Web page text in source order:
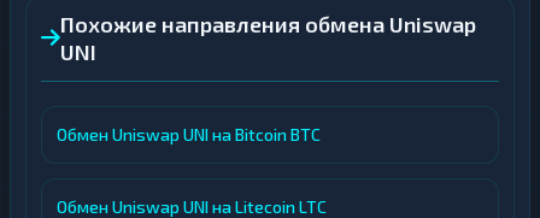
Похожие направления обмена Uniswap
UNI
Обмен Uniswap UNI на Bitcoin BTC
Обмен Uniswap UNI на Litecoin LTC